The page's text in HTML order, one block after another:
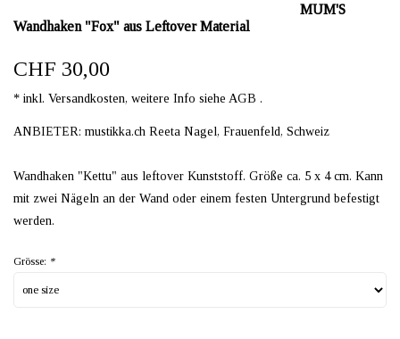
MUM'S
Wandhaken "Fox" aus Leftover Material
CHF 30,00
* inkl. Versandkosten, weitere Info siehe AGB .
ANBIETER: mustikka.ch Reeta Nagel, Frauenfeld, Schweiz
Wandhaken "Kettu" aus leftover Kunststoff. Größe ca. 5 x 4 cm. Kann
mit zwei Nägeln an der Wand oder einem festen Untergrund befestigt
werden.
Grösse: *